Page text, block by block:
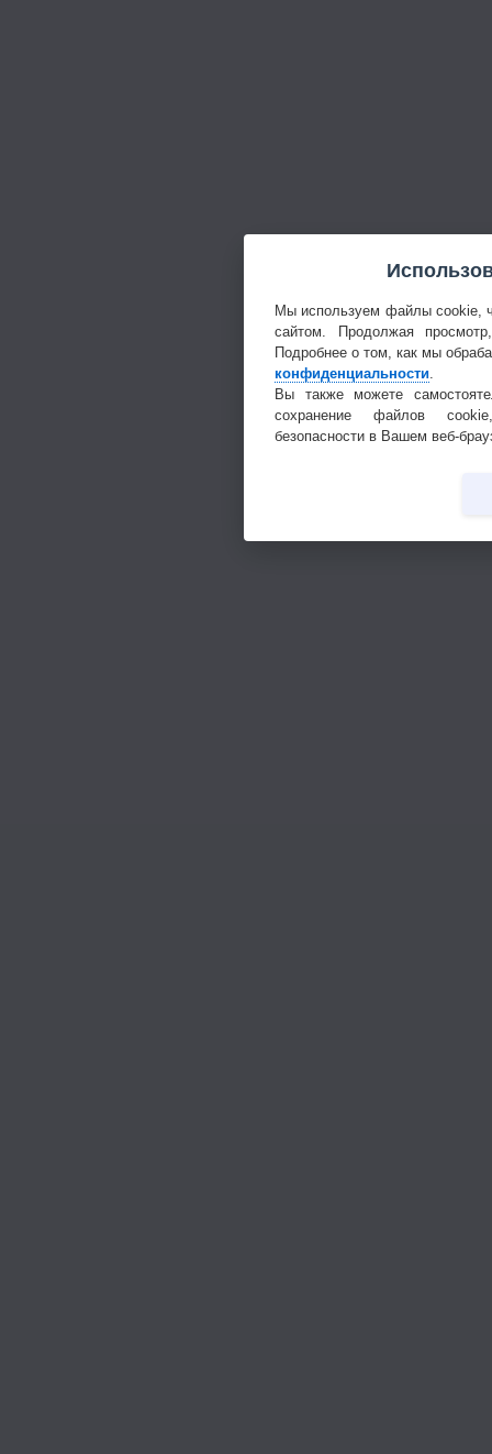
Мы используем файлы cookie,
сайтом. Продолжая
Подробнее о том, как мы
конфиденциальности
Вы также можете
сохранение файлов
безопасности в Вашем веб-